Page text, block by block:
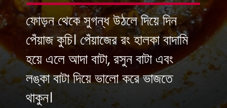
ফোড়ন থেকে সুগন্ধ উঠলে দিয়ে দিন
পেঁয়াজ কুচি। পেঁয়াজের রং হালকা বাদামি
হয়ে এলে আদা বাটা, রসুন বাটা এবং
লঙ্কা বাটা দিয়ে ভালো করে ভাজতে
থাকুন।